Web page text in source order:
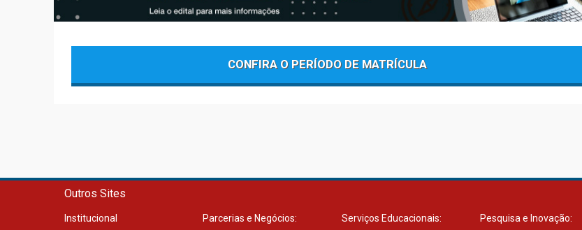
CONFIRA O PERÍODO DE MATRÍCULA
Outros Sites
Institucional
Parcerias e Negócios:
Serviços Educacionais:
Pesquisa e Inovação: